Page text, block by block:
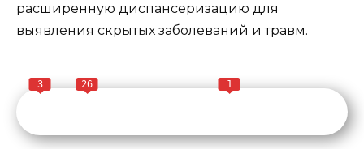
расширенную диспансеризацию для
выявления скрытых заболеваний и травм.
3 26 1